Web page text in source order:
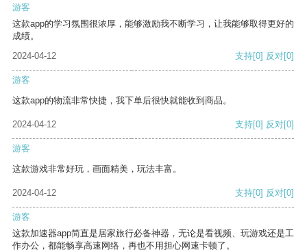
游客
这款app的学习氛围很浓厚，能够激励我不断学习，让我能够取得更好的
成绩。
2024-04-12
支持[0] 反对[0]
游客
这款app的物流非常快捷，我下单后很快就能收到商品。
2024-04-12 支持[0] 反对[0]
游客
这款游戏非常好玩，画面精美，玩法丰富。
2024-04-12 支持[0] 反对[0]
游客
这款加速器app简直是居家旅行必备神器，无论是看视频、玩游戏还是工
作办公，都能畅享高速网络，再也不用担心网速卡顿了。